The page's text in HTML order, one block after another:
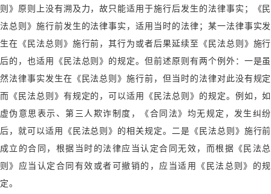
则》原则上没有溯及力，故只能适用于施行后发生的法律事实；《民
法总则》施行前发生的法律事实，适用当时的法律；某一法律事实发
生在《民法总则》施行前，其行为或者后果延续至《民法总则》施行
后的，也适用《民法总则》的规定。但前述原则有两个例外：一是虽
然法律事实发生在《民法总则》施行前，但当时的法律对此没有规定
而《民法总则》有规定的，可以适用《民法总则》的规定。例如，如
虚伪意思表示、第三人欺诈制度，《合同法》均无规定，发生纠纷
后，就可以适用《民法总则》的相关规定。二是《民法总则》施行前
成立的合同，根据当时的法律应当认定合同无效，而根据《民法总
则》应当认定合同有效或者可撤销的，应当适用《民法总则》的规
定。